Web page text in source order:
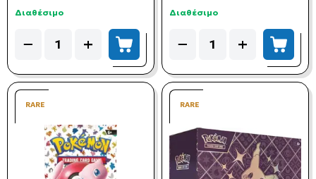
Διαθέσιμο
−
Quantity + add to cart
Διαθέσιμο
−
Quantity + add
RARE RARE